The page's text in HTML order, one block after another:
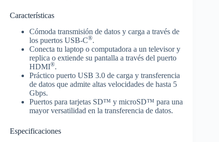
Características
Cómoda transmisión de datos y carga a través de
los puertos USB-C®.
Conecta tu laptop o computadora a un televisor y
replica o extiende su pantalla a través del puerto
HDMI®.
Práctico puerto USB 3.0 de carga y transferencia
de datos que admite altas velocidades de hasta 5
Gbps.
Puertos para tarjetas SD™ y microSD™ para una
mayor versatilidad en la transferencia de datos.
Especificaciones